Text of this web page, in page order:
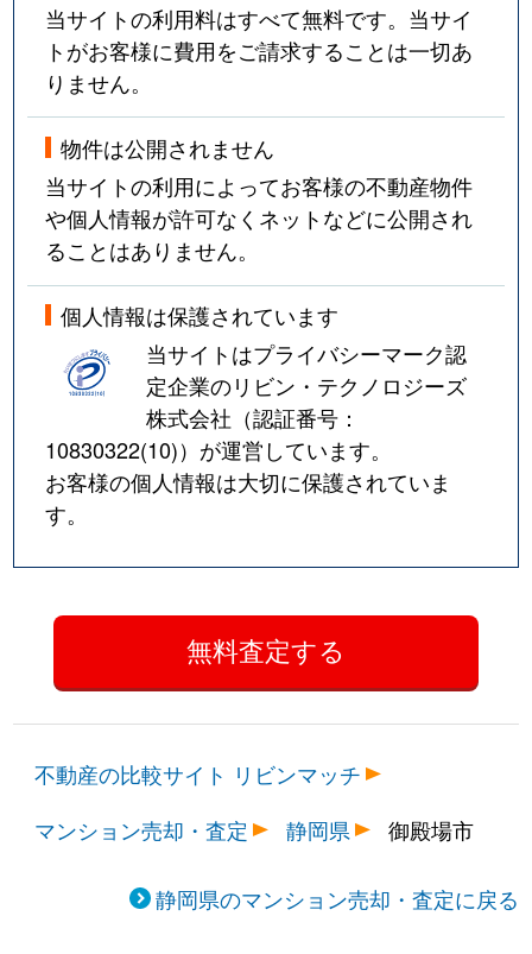
当サイトの利用料はすべて無料です。当サイ
トがお客様に費用をご請求することは一切あ
りません。
物件は公開されません
当サイトの利用によってお客様の不動産物件
や個人情報が許可なくネットなどに公開され
ることはありません。
個人情報は保護されています
当サイトはプライバシーマーク認
定企業のリビン・テクノロジーズ
株式会社（認証番号：
10830322(10)）が運営しています。
お客様の個人情報は大切に保護されていま
す。
不動産の比較サイト リビンマッチ
マンション売却・査定
静岡県 御殿場市
静岡県のマンション売却・査定に戻る